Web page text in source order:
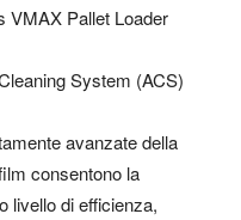
VMAX Pallet Loader
System (ACS)
avanzate della
consentono la
livello di efficienza,